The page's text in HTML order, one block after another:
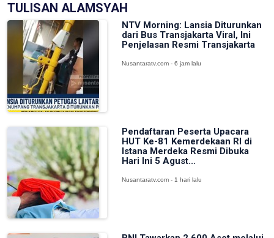
TULISAN ALAMSYAH
NTV Morning: Lansia Diturunkan
dari Bus Transjakarta Viral, Ini
Penjelasan Resmi Transjakarta
Nusantaratv.com - 6 jam lalu
Pendaftaran Peserta Upacara
HUT Ke-81 Kemerdekaan RI di
Istana Merdeka Resmi Dibuka
Hari Ini 5 Agust...
Nusantaratv.com - 1 hari lalu